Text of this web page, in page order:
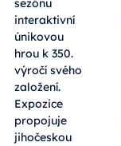
sezónu
interaktivní
únikovou
hrou k 350.
výročí svého
založení.
Expozice
propojuje
jihočeskou